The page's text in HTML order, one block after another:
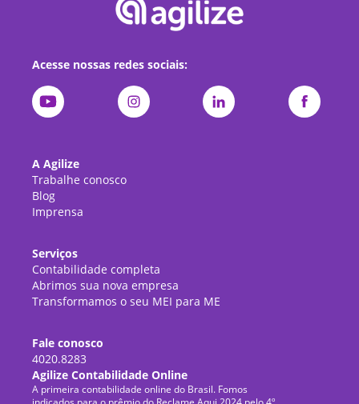
Acesse nossas redes sociais:
A Agilize
Trabalhe conosco
Blog
Imprensa
Serviços
Contabilidade completa
Abrimos sua nova empresa
Transformamos o seu MEI para ME
Fale conosco
4020.8283
Agilize Contabilidade Online
A primeira contabilidade online do Brasil. Fomos